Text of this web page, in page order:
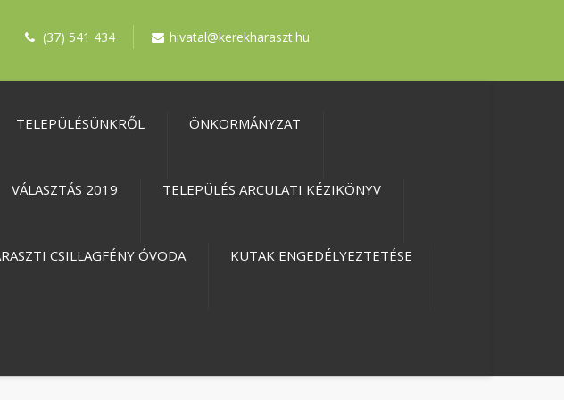
(37) 541 434 hivatal@kerekharaszt.hu
TELEPÜLÉSÜNKRŐL ÖNKORMÁNYZAT
VÁLASZTÁS 2019 TELEPÜLÉS ARCULATI KÉZIKÖNYV
CSILLAGFÉNY ÓVODA KUTAK ENGEDÉLYEZTETÉSE